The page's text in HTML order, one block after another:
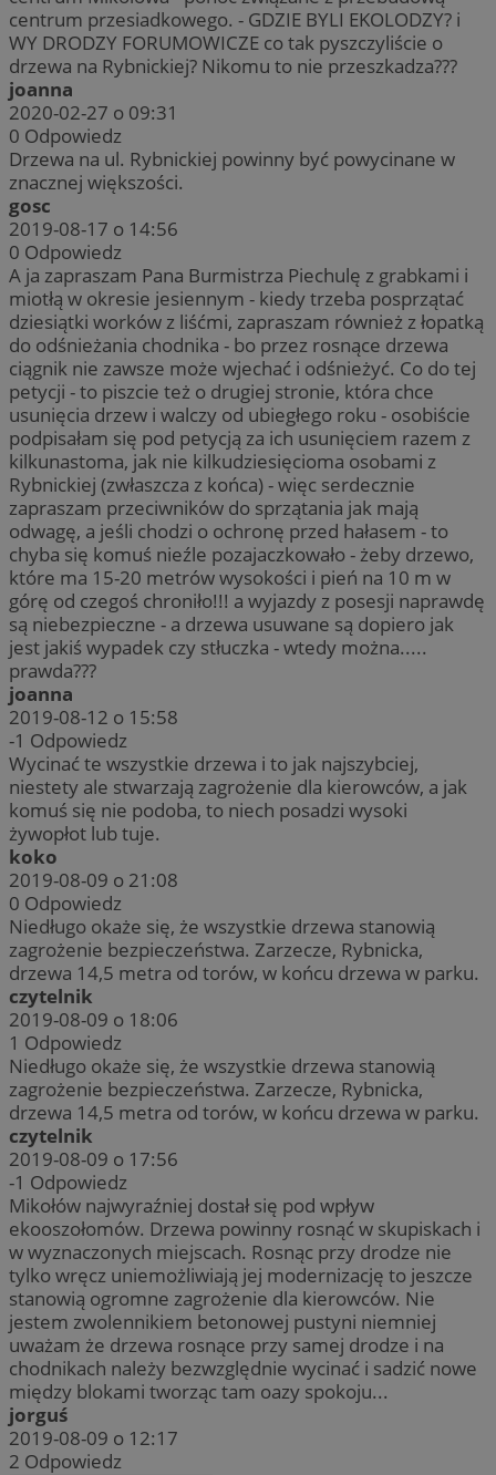
centrum przesiadkowego. - GDZIE BYLI EKOLODZY? i
WY DRODZY FORUMOWICZE co tak pyszczyliście o
drzewa na Rybnickiej? Nikomu to nie przeszkadza???
joanna
2020-02-27 o 09:31
0 Odpowiedz
Drzewa na ul. Rybnickiej powinny być powycinane w
znacznej większości.
gosc
2019-08-17 o 14:56
0 Odpowiedz
A ja zapraszam Pana Burmistrza Piechulę z grabkami i
miotłą w okresie jesiennym - kiedy trzeba posprzątać
dziesiątki worków z liśćmi, zapraszam również z łopatką
do odśnieżania chodnika - bo przez rosnące drzewa
ciągnik nie zawsze może wjechać i odśnieżyć. Co do tej
petycji - to piszcie też o drugiej stronie, która chce
usunięcia drzew i walczy od ubiegłego roku - osobiście
podpisałam się pod petycją za ich usunięciem razem z
kilkunastoma, jak nie kilkudziesięcioma osobami z
Rybnickiej (zwłaszcza z końca) - więc serdecznie
zapraszam przeciwników do sprzątania jak mają
odwagę, a jeśli chodzi o ochronę przed hałasem - to
chyba się komuś nieźle pozajaczkowało - żeby drzewo,
które ma 15-20 metrów wysokości i pień na 10 m w
górę od czegoś chroniło!!! a wyjazdy z posesji naprawdę
są niebezpieczne - a drzewa usuwane są dopiero jak
jest jakiś wypadek czy stłuczka - wtedy można.....
prawda???
joanna
2019-08-12 o 15:58
-1 Odpowiedz
Wycinać te wszystkie drzewa i to jak najszybciej,
niestety ale stwarzają zagrożenie dla kierowców, a jak
komuś się nie podoba, to niech posadzi wysoki
żywopłot lub tuje.
koko
2019-08-09 o 21:08
0 Odpowiedz
Niedługo okaże się, że wszystkie drzewa stanowią
zagrożenie bezpieczeństwa. Zarzecze, Rybnicka,
drzewa 14,5 metra od torów, w końcu drzewa w parku.
czytelnik
2019-08-09 o 18:06
1 Odpowiedz
Niedługo okaże się, że wszystkie drzewa stanowią
zagrożenie bezpieczeństwa. Zarzecze, Rybnicka,
drzewa 14,5 metra od torów, w końcu drzewa w parku.
czytelnik
2019-08-09 o 17:56
-1 Odpowiedz
Mikołów najwyraźniej dostał się pod wpływ
ekooszołomów. Drzewa powinny rosnąć w skupiskach i
w wyznaczonych miejscach. Rosnąc przy drodze nie
tylko wręcz uniemożliwiają jej modernizację to jeszcze
stanowią ogromne zagrożenie dla kierowców. Nie
jestem zwolennikiem betonowej pustyni niemniej
uważam że drzewa rosnące przy samej drodze i na
chodnikach należy bezwzględnie wycinać i sadzić nowe
między blokami tworząc tam oazy spokoju...
jorguś
2019-08-09 o 12:17
2 Odpowiedz